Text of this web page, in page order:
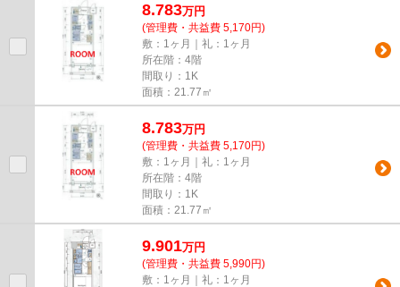
8.783万円
(管理費・共益費 5,170円)
敷：1ヶ月｜礼：1ヶ月
所在階：4階
間取り：1K
面積：21.77㎡
8.783万円
(管理費・共益費 5,170円)
敷：1ヶ月｜礼：1ヶ月
所在階：4階
間取り：1K
面積：21.77㎡
9.901万円
(管理費・共益費 5,990円)
敷：1ヶ月｜礼：1ヶ月